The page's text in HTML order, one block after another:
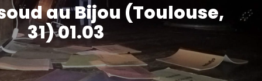
au Bijou (Toulouse,
31) 01.03